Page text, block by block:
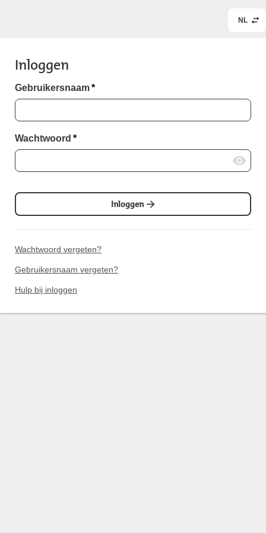
NL
Inloggen
Gebruikersnaam*
Wachtwoord *
Inloggen
Wachtwoord vergeten?
Gebruikersnaam vergeten?
Hulp bij inloggen